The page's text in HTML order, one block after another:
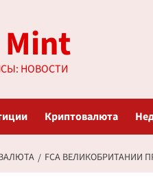
НОВОСТИ
Криптовалюта
FCA ВЕЛИКОБРИТАНИИ